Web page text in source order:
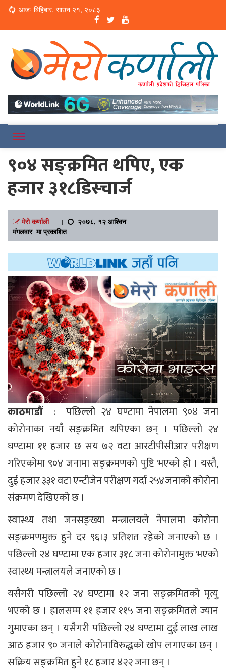
Loading...
आजः बिहिबार, साउन २१, २०८३
Merokarnali
९०४ सङ्क्रमित थपिए, एक
हजार ३१८डिस्चार्ज
मेरो कर्णाली।
२०७८, १२ आश्विन
मंगलवार मा प्रकाशित
काठमाडौं: पछिल्लो २४ घण्टामा नेपालमा ९०४ जना
कोरोनाका नयाँ सङ्क्रमित थपिएका छन् । पछिल्लो २४
घण्टामा ११ हजार छ सय ७२ वटा आरटीपीसीआर परीक्षण
गरिएकोमा ९०४ जनामा सङ्क्रमणको पुष्टि भएको हो । यस्तै,
दुई हजार ३३१ वटा एन्टीजेन परीक्षण गर्दा २५४जनाको कोरोना
संक्रमण देखिएको छ ।
स्वास्थ्य तथा जनसङ्ख्या मन्त्रालयले नेपालमा कोरोना
सङ्क्रमणमुक्त हुने दर ९६।३ प्रतिशत रहेको जनाएको छ ।
पछिल्लो २४ घण्टामा एक हजार ३१८ जना कोरोनामुक्त भएको
स्वास्थ्य मन्त्रालयले जनाएको छ ।
यसैगरी पछिल्लो २४ घण्टामा १२ जना सङ्क्रमितको मृत्यु
भएको छ । हालसम्म ११ हजार ११५ जना सङ्क्रमितले ज्यान
गुमाएका छन् । यसैगरी पछिल्लो २४ घण्टामा दुई लाख लाख
आठ हजार ९० जनाले कोरोनाविरुद्धको खोप लगाएका छन् ।
सक्रिय सङ्क्रमित हुने १८ हजार ४२२ जना छन् ।